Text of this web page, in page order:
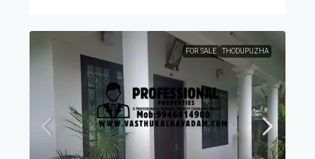
FOR SALE THODUPUZHA